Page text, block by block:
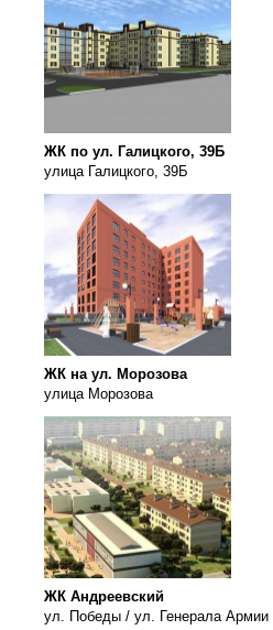
ЖК по ул. Галицкого, 39Б
улица Галицкого, 39Б
ЖК на ул. Морозова
улица Морозова
ЖК Андреевский
ул. Победы / ул. Генерала Армии